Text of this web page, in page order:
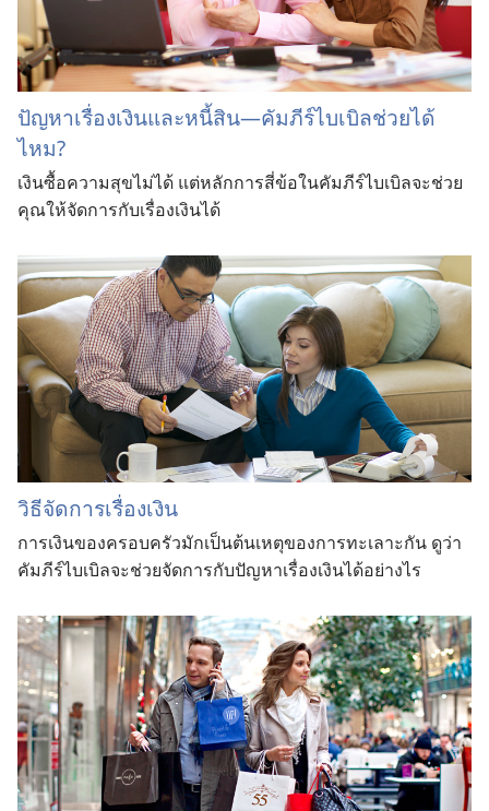
ปัญหาเรื่องเงินและหนี้สิน—คัมภีร์ไบเบิลช่วยได้
ไหม?
เงินซื้อความสุขไม่ได้ แต่หลักการสี่ข้อในคัมภีร์ไบเบิลจะช่วย
คุณให้จัดการกับเรื่องเงินได้
วิธีจัดการเรื่องเงิน
การเงินของครอบครัวมักเป็นต้นเหตุของการทะเลาะกัน ดูว่า
คัมภีร์ไบเบิลจะช่วยจัดการกับปัญหาเรื่องเงินได้อย่างไร